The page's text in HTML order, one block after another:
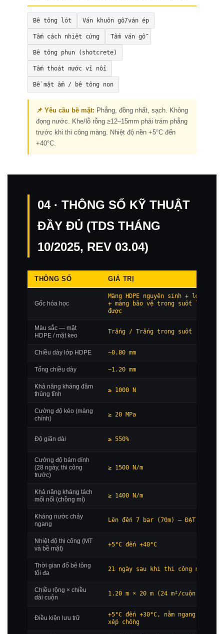
Bê tông lót Ván khuôn gỗ/ván ép
Tấm cách nhiệt cứng Tấm ván gỗ
Bê tông phun (shotcrete)
Tấm thoát nước vỉ nổi
Bề mặt ẩm / bê tông non
📌 Yêu cầu bề mặt: Phẳng, đồng nhất, sạch. Không
đọng nước. Khe/lỗ rỗng ≥12–15mm phải trám phẳng
trước khi thi công màng. Nhiệt độ nền +5°C đến
+40°C.
04 · THÔNG SỐ KỸ THUẬT
ĐẦY ĐỦ (TDS THÁNG
10/2025, REV 03.04)
THÔNG SỐ GIÁ TRỊ
Gốc hóa học
Màng HDPE nguyên sinh + lớp keo
+ màng bảo vệ trong suốt lột
được
Màu sắc — mặt
HDPE / mặt keo
Trắng / Trắng trong suốt
Chiều dày lớp HDPE ~0.80 mm
Tổng chiều dày ~1.20 mm
Khả năng kháng đâm
thủng tĩnh
≥ 1000 N
Cường độ kéo (màng
chính)
≥ 20 MPa
Độ giãn dài ≥ 550%
Cường độ bám dính
(28 ngày, thi công
trước)
≥ 1500 N/m
Khả năng kháng tách
mối nối (chồng mí)
≥ 1400 N/m
Kháng nước chảy
ngang
Lên đến 7 bar (70m) — ĐẠT
Nhiệt độ thi công (MT
và bề mặt)
+5°C đến +40°C
Thời gian đổ bê tông
tối đa
21 ngày sau khi thi công màng
Chiều rộng × chiều
dài cuộn
1.20 m × 20 m (24 m²/cuộn)
Điều kiện lưu trữ
+5°C đến +30°C, nằm ngang, không
xếp chồng